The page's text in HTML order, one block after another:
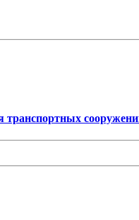
транспортных